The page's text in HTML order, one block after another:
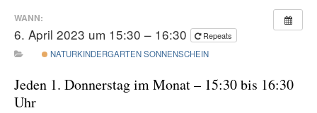
WANN:
6. April 2023 um 15:30 – 16:30
Repeats
NATURKINDERGARTEN SONNENSCHEIN
Jeden 1. Donnerstag im Monat – 15:30 bis 16:30
Uhr